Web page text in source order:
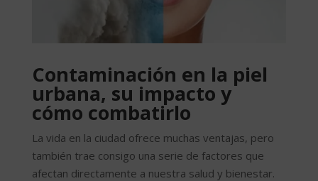
Contaminación en la piel
urbana, su impacto y
cómo combatirlo
La vida en la ciudad ofrece muchas ventajas, pero
también trae consigo una serie de factores que
afectan directamente a nuestra salud y bienestar.